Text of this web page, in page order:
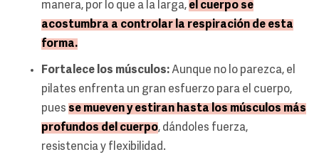
manera, por lo que a la larga, el cuerpo se
acostumbra a controlar la respiración de esta
forma.
Fortalece los músculos:Aunque no lo parezca, el
pilates enfrenta un gran esfuerzo para el cuerpo,
pues se mueven y estiran hasta los músculos más
profundos del cuerpo, dándoles fuerza,
resistencia y flexibilidad.